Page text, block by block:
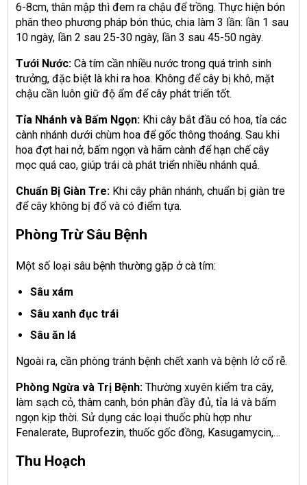
6-8cm, thân mập thì đem ra chậu để trồng. Thực hiện bón
phân theo phương pháp bón thúc, chia làm 3 lần: lần 1 sau
10 ngày, lần 2 sau 25-30 ngày, lần 3 sau 45-50 ngày.
Tưới Nước: Cà tím cần nhiều nước trong quá trình sinh
trưởng, đặc biệt là khi ra hoa. Không để cây bị khô, mặt
chậu cần luôn giữ độ ẩm để cây phát triển tốt.
Tỉa Nhánh và Bấm Ngọn: Khi cây bắt đầu có hoa, tỉa các
cành nhánh dưới chùm hoa để gốc thông thoáng. Sau khi
hoa đợt hai nở, bấm ngọn và hãm cành để hạn chế cây
mọc quá cao, giúp trái cà phát triển nhiều nhánh quả.
Chuẩn Bị Giàn Tre: Khi cây phân nhánh, chuẩn bị giàn tre
để cây không bị đổ và có điểm tựa.
Phòng Trừ Sâu Bệnh
Một số loại sâu bệnh thường gặp ở cà tím:
Sâu xám
Sâu xanh đục trái
Sâu ăn lá
Ngoài ra, cần phòng tránh bệnh chết xanh và bệnh lở cổ rễ.
Phòng Ngừa và Trị Bệnh: Thường xuyên kiểm tra cây,
làm sạch cỏ, thâm canh, bón phân đầy đủ, tỉa lá và bấm
ngọn kịp thời. Sử dụng các loại thuốc phù hợp như
Fenalerate, Buprofezin, thuốc gốc đồng, Kasugamycin,…
Thu Hoạch